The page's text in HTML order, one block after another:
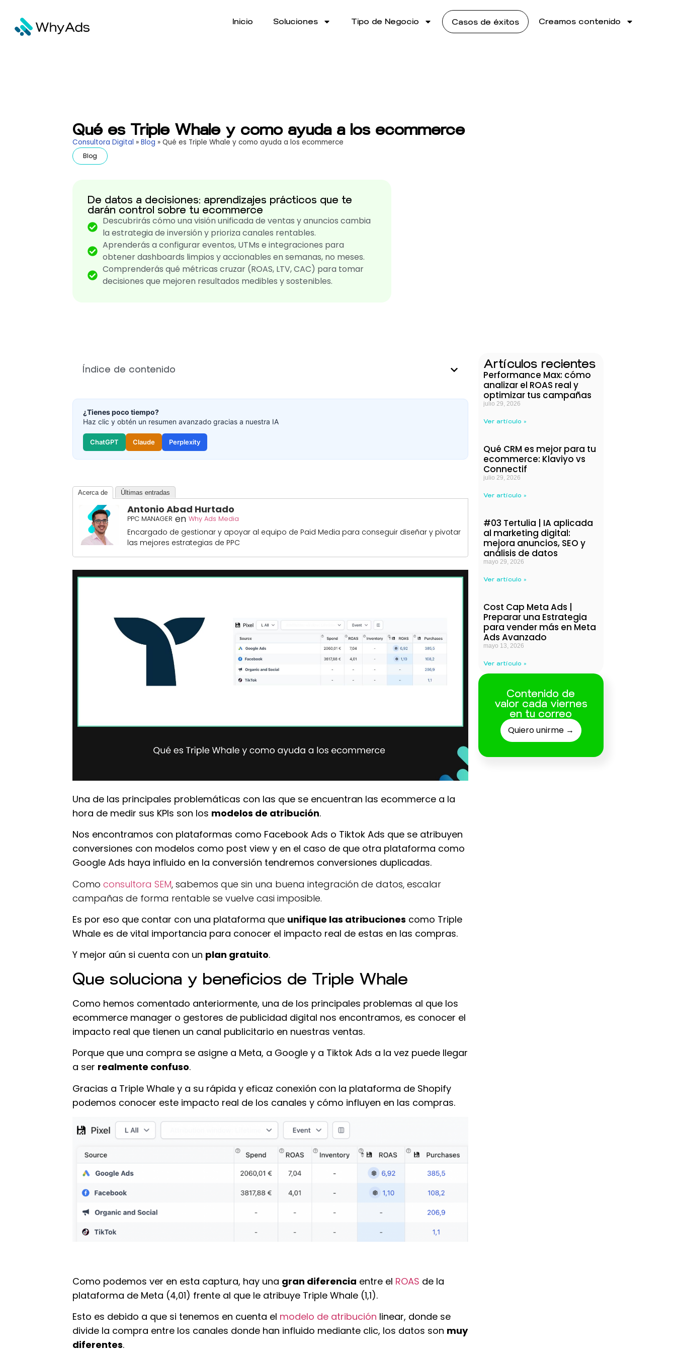
Inicio Soluciones Tipo de Negocio Casos de éxitos Creamos contenido
Qué es Triple Whale y como ayuda a los ecommerce
Consultora Digital »Blog »Qué es Triple Whale y como ayuda a los ecommerce
Blog
De datos a decisiones: aprendizajes prácticos que te
darán control sobre tu ecommerce
Descubrirás cómo una visión unificada de ventas y anuncios cambia
la estrategia de inversión y prioriza canales rentables.
Aprenderás a configurar eventos, UTMs e integraciones para
obtener dashboards limpios y accionables en semanas, no meses.
Comprenderás qué métricas cruzar (ROAS, LTV, CAC) para tomar
decisiones que mejoren resultados medibles y sostenibles.
Índice de contenido
¿Tienes poco tiempo?
Haz clic y obtén un resumen avanzado gracias a nuestra IA
ChatGPT Claude Perplexity
Acerca de Últimas entradas
Antonio Abad Hurtado
PPC MANAGER enWhy Ads Media
Encargado de gestionar y apoyar al equipo de Paid Media para conseguir diseñar y pivotar
las mejores estrategias de PPC
Una de las principales problemáticas con las que se encuentran las ecommerce a la
hora de medir sus KPIs son los modelos de atribución.
Nos encontramos con plataformas como Facebook Ads o Tiktok Ads que se atribuyen
conversiones con modelos como post view y en el caso de que otra plataforma como
Google Ads haya influido en la conversión tendremos conversiones duplicadas.
Comoconsultora SEM, sabemos que sin una buena integración de datos, escalar
campañas de forma rentable se vuelve casi imposible.
Es por eso que contar con una plataforma que unifique las atribuciones como Triple
Whale es de vital importancia para conocer el impacto real de estas en las compras.
Y mejor aún si cuenta con un plan gratuito.
Que soluciona y beneficios de Triple Whale
Como hemos comentado anteriormente, una de los principales problemas al que los
ecommerce manager o gestores de publicidad digital nos encontramos, es conocer el
impacto real que tienen un canal publicitario en nuestras ventas.
Porque que una compra se asigne a Meta, a Google y a Tiktok Ads a la vez puede llegar
a ser realmente confuso.
Gracias a Triple Whale y a su rápida y eficaz conexión con la plataforma de Shopify
podemos conocer este impacto real de los canales y cómo influyen en las compras.
Como podemos ver en esta captura, hay una gran diferencia entre el ROAS de la
plataforma de Meta (4,01) frente al que le atribuye Triple Whale (1,1).
Esto es debido a que si tenemos en cuenta el modelo de atribución linear, donde se
divide la compra entre los canales donde han influido mediante clic, los datos son muy
diferentes.
Artículos recientes
Performance Max: cómo
analizar el ROAS real y
optimizar tus campañas
julio 29, 2026
Ver artículo »
Qué CRM es mejor para tu
ecommerce: Klaviyo vs
Connectif
julio 29, 2026
Ver artículo »
#03 Tertulia | IA aplicada
al marketing digital:
mejora anuncios, SEO y
análisis de datos
mayo 29, 2026
Ver artículo »
Cost Cap Meta Ads |
Preparar una Estrategia
para vender más en Meta
Ads Avanzado
mayo 13, 2026
Ver artículo »
Contenido de
valor cada viernes
en tu correo
Quiero unirme →